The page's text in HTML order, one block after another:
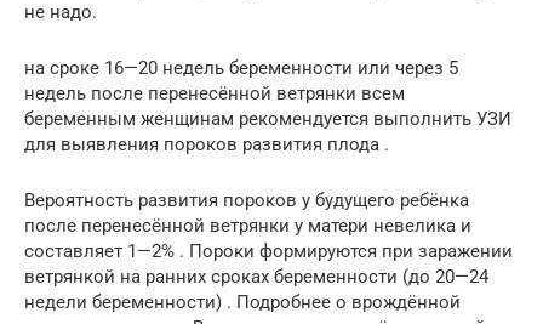
не надо.
на сроке 16—20 недель беременности или через 5
недель после перенесённой ветрянки всем
беременным женщинам рекомендуется выполнить УЗИ
для выявления пороков развития плода .
Вероятность развития пороков у будущего ребёнка
после перенесённой ветрянки у матери невелика и
составляет 1—2% . Пороки формируются при заражении
ветрянкой на ранних сроках беременности (до 20—24
недели беременности) . Подробнее о врождённой